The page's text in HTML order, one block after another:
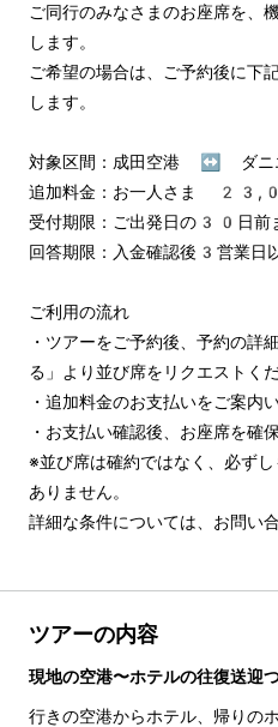
ご同行のみなさまのお座席を、
します。
ご希望の場合は、ご予約後に下
します。
対象区間：成田空港 ↔︎ ダニ
追加料金：お一人さま
受付期限：ご出発日の30日前
回答期限：入金確認後3営業日
ご利用の流れ
・ツアーをご予約後、予約の詳
る」より並び席をリクエストく
・追加料金のお支払いをご案内
・お支払い確認後、お座席を確
※並び席は確約ではなく、必ず
ありません。
詳細な条件については、お問い
ツアーの内容
現地の空港〜ホテルの往復送迎
行きの空港からホテル、帰りの